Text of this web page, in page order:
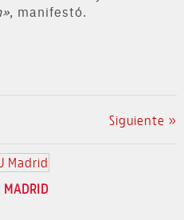
, manifestó.
Siguiente »
MADRID